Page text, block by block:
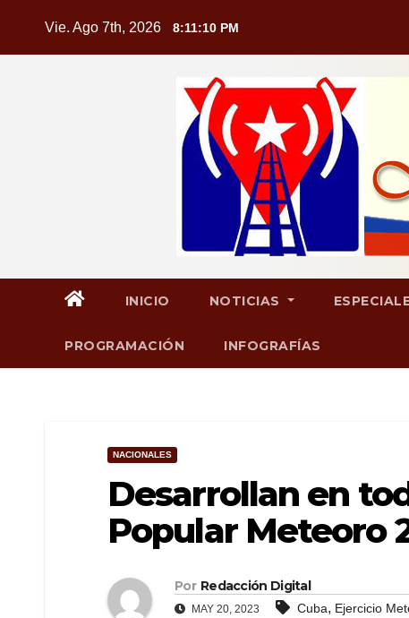
Vie. Ago 7th, 2026 8:11:11 PM
INICIO NOTICIAS
PROGRAMACIÓN INFOGRAFÍAS
NACIONALES
Desarrollan en
Popular Meteoro
Por Redacción Digital
MAY 20, 2023 Cuba, Ejercicio